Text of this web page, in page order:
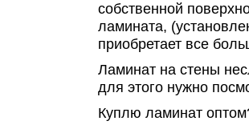
собственной
ламината,
приобретает все
Ламинат на стены
для этого нужно
Куплю ламинат